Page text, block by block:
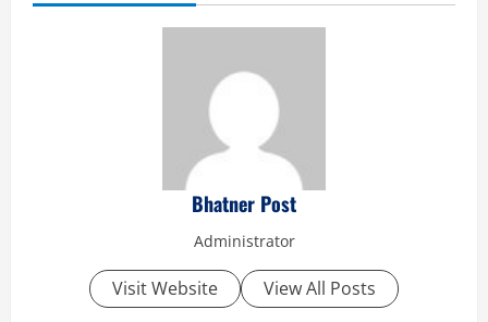
Bhatner Post
Administrator
Visit Website View All Posts